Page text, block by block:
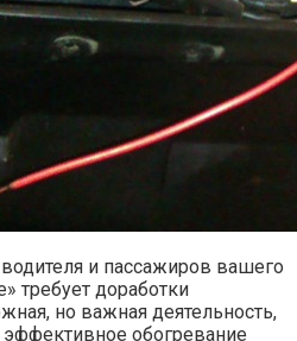
и пассажиров вашего
требует доработки
но важная деятельность,
эффективное обогревание